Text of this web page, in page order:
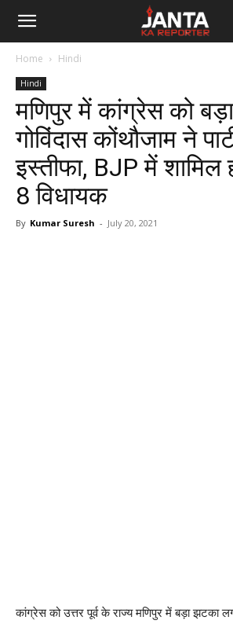
Janta
Reporter
Home Hindi
Hindi
मणिपुर में कांग्रेस को
गोविंदास कोंथौजाम ने
इस्तीफा, BJP में
8 विधायक
By Kumar Suresh - July 20, 2021
कांग्रेस को उत्तर पूर्व के राज्य मणिपुर में बड़ा झटका